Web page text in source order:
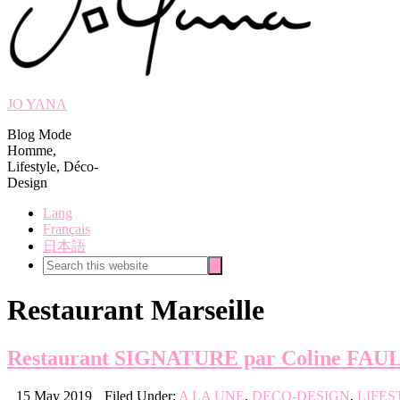
JO YANA
Blog Mode
Homme,
Lifestyle, Déco-
Design
Lang
Français
日本語
Search
this
Restaurant Marseille
Restaurant SIGNATURE par Coline
15 May 2019 Filed Under: A LA UNE, DECO-DESIGN,